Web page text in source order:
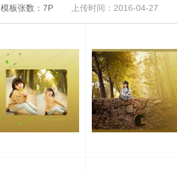
模板张数：7P 上传时间：2016-04-27